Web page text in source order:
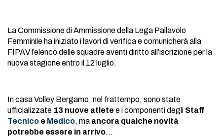
La Commissione di Ammissione della Lega Pallavolo
Femminile ha iniziato i lavori di verifica e comunicherà alla
FIPAV l’elenco delle squadre aventi diritto all’iscrizione per la
nuova stagione entro il 12 luglio.
In casa Volley Bergamo, nel frattempo, sono state
ufficializzate 13 nuove atlete e i componenti degli Staff
Tecnico e Medico, ma ancora qualche novità
potrebbe essere in arrivo…